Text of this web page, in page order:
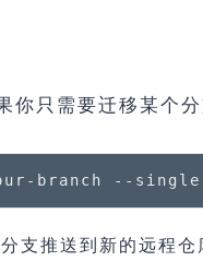
你只需要迁移某个
branch --
支推送到新的远程仓